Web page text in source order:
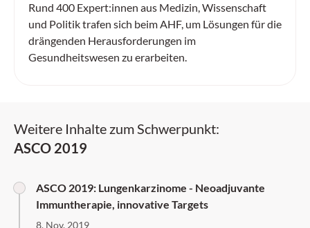
Rund 400 Expert:innen aus Medizin, Wissenschaft
und Politik trafen sich beim AHF, um Lösungen für die
drängenden Herausforderungen im
Gesundheitswesen zu erarbeiten.
Weitere Inhalte zum Schwerpunkt:
ASCO 2019
ASCO 2019: Lungenkarzinome - Neoadjuvante
Immuntherapie, innovative Targets
8. Nov. 2019